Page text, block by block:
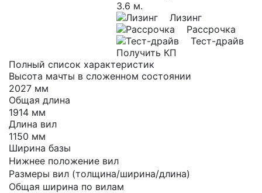
3.6 м.
Лизинг
Рассрочка
Тест-драйв
Получить КП
Полный список характеристик
Высота мачты в сложенном состоянии
2027 мм
Общая длина
1914 мм
Длина вил
1150 мм
Ширина базы
Нижнее положение вил
Размеры вил (толщина/ширина/длина)
Общая ширина по вилам